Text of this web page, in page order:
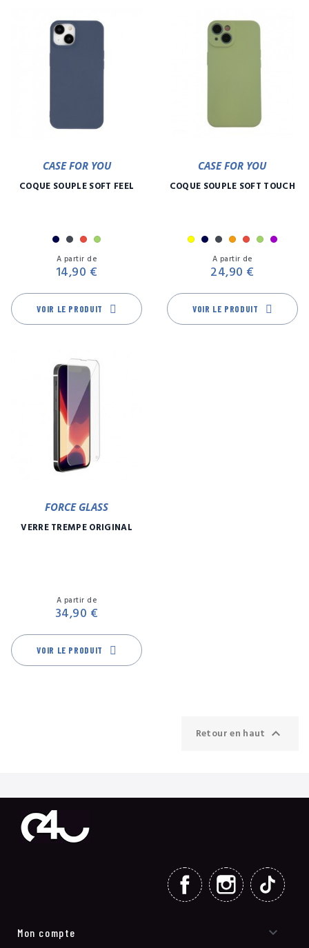
CASE FOR YOU
COQUE SOUPLE SOFT FEEL
Marine
NoirRouge
Vert
A partir de
14,90 €
VOIR LE PRODUIT
CASE FOR YOU
COQUE SOUPLE SOFT TOUCH
JauneMarine
NoirOrange
Rouge
VertViolet
A partir de
24,90 €
VOIR LE PRODUIT
FORCE GLASS
VERRE TREMPÉ ORIGINAL
A partir de
34,90 €
VOIR LE PRODUIT
Retour en haut 
FACEBOOK INSTAGRAM
Mon compte 